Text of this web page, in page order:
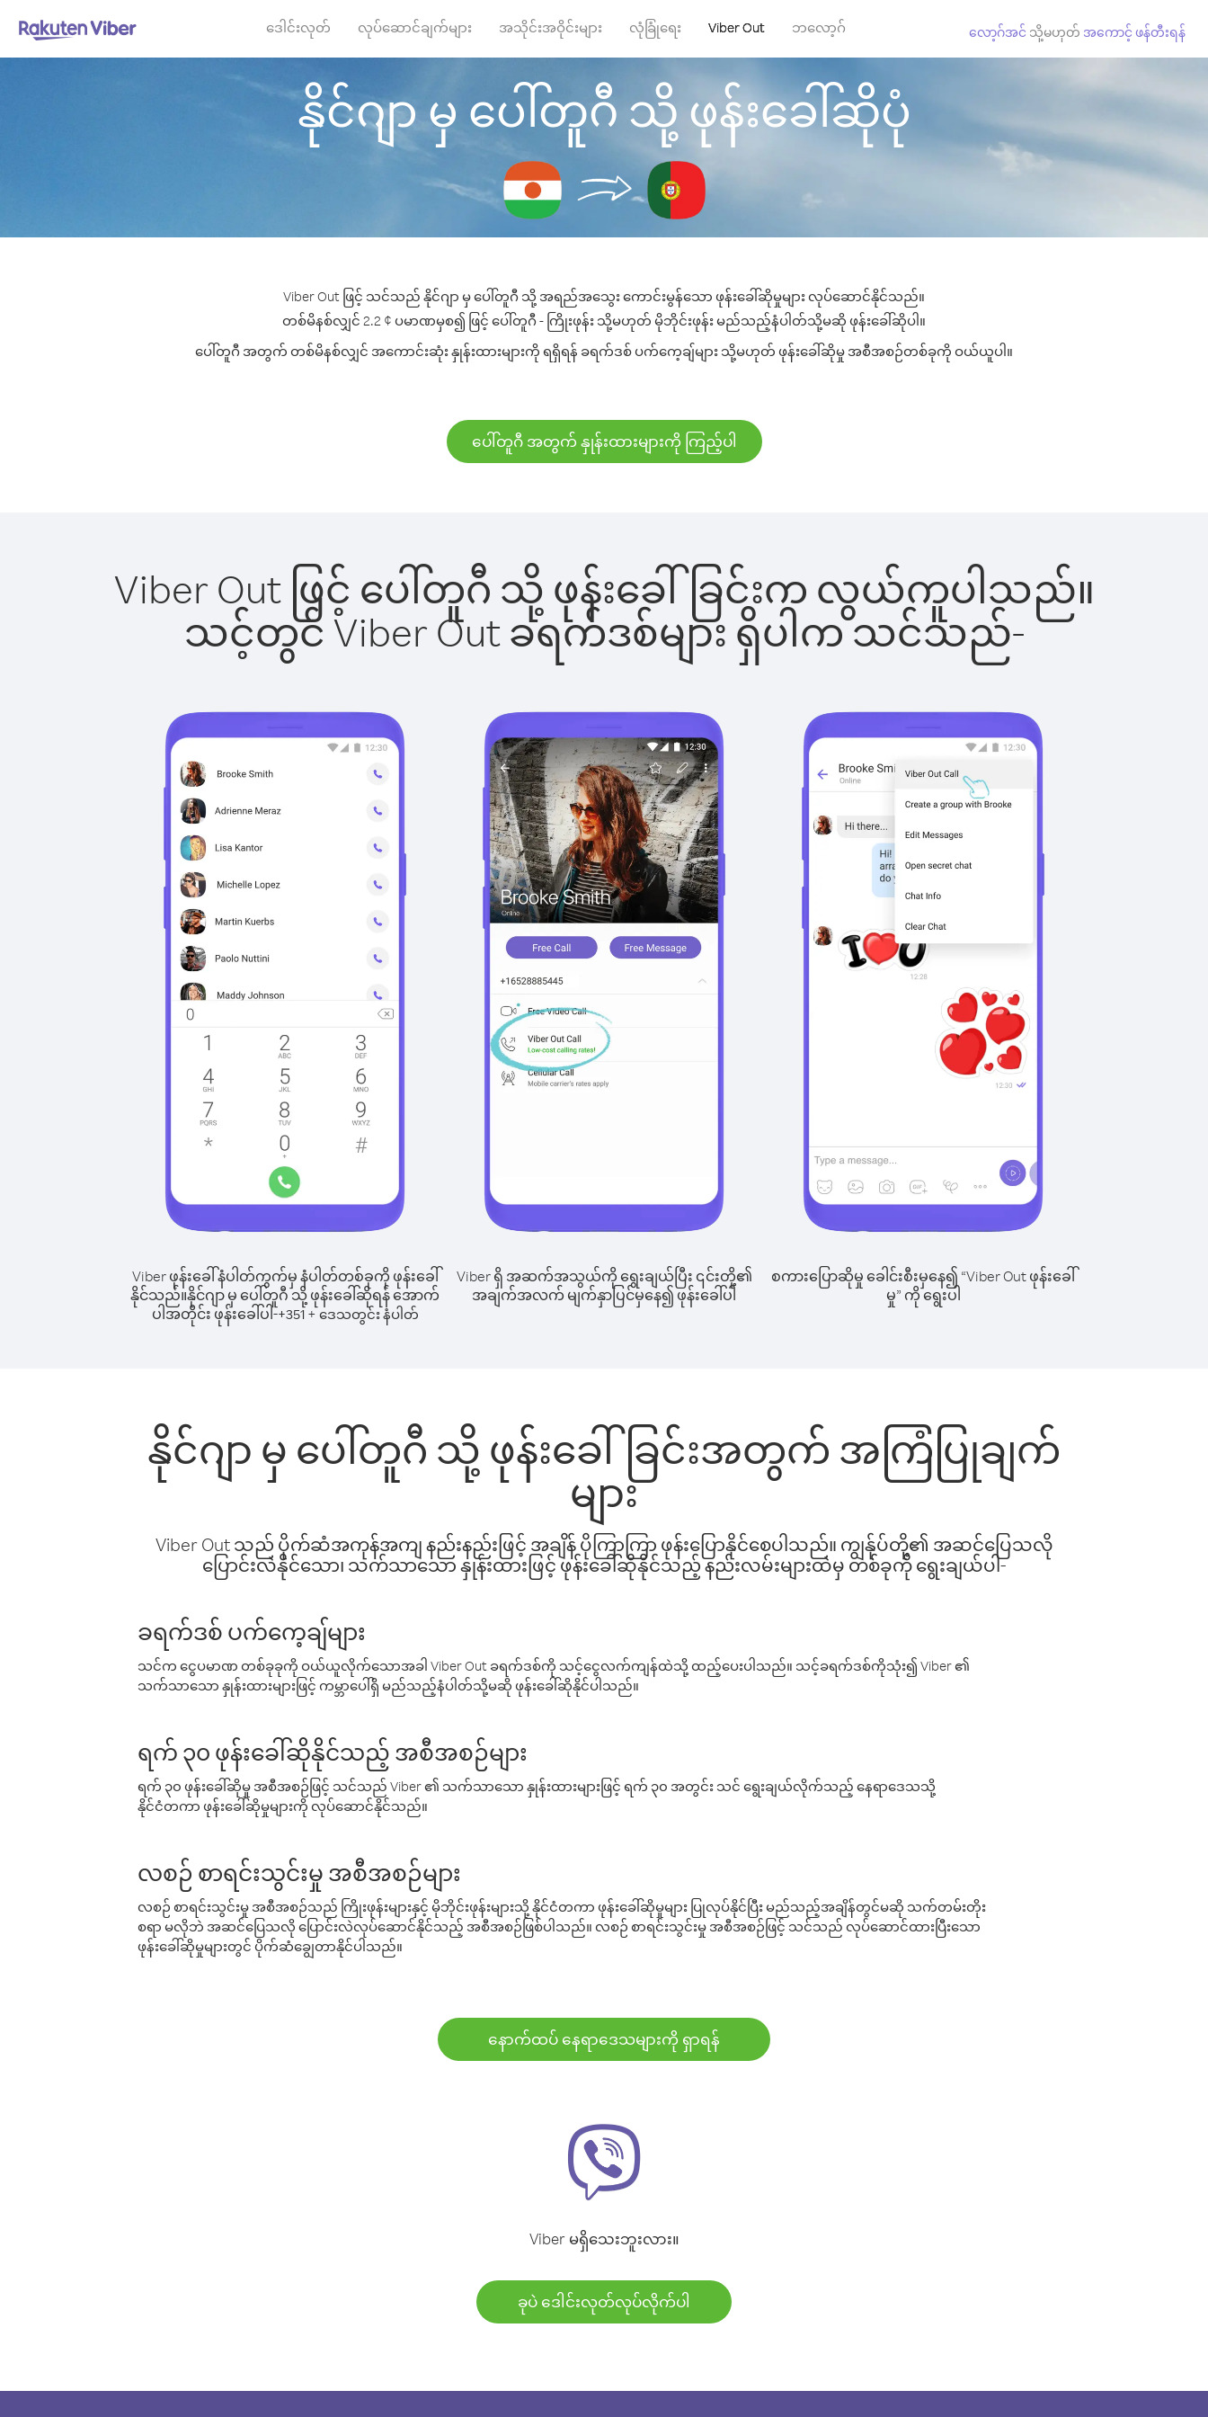
ဒေါင်းလုတ် လုပ်ဆောင်ချက်များ အသိုင်းအဝိုင်းများ လုံခြုံရေး Viber Out ဘလော့ဂ် လော့ဂ်အင် သို့မဟုတ် အကောင့် ဖန်တီးရန်
နိုင်ဂျာ မှ ပေါ်တူဂီ သို့ ဖုန်းခေါ်ဆိုပုံ
Viber Out ဖြင့် သင်သည် နိုင်ဂျာ မှ ပေါ်တူဂီ သို့ အရည်အသွေး ကောင်းမွန်သော ဖုန်းခေါ်ဆိုမှုများ လုပ်ဆောင်နိုင်သည်။
တစ်မိနစ်လျှင် 2.2 ¢ ပမာဏမှစ၍ ဖြင့် ပေါ်တူဂီ - ကြိုးဖုန်း သို့မဟုတ် မိုဘိုင်းဖုန်း မည်သည့်နံပါတ်သို့မဆို ဖုန်းခေါ်ဆိုပါ။
ပေါ်တူဂီ အတွက် တစ်မိနစ်လျှင် အကောင်းဆုံး နှုန်းထားများကို ရရှိရန် ခရက်ဒစ် ပက်ကေ့ချ်များ သို့မဟုတ် ဖုန်းခေါ်ဆိုမှု အစီအစဉ်တစ်ခုကို ဝယ်ယူပါ။
ပေါ်တူဂီ အတွက် နှုန်းထားများကို ကြည့်ပါ
Viber Out ဖြင့် ပေါ်တူဂီ သို့ ဖုန်းခေါ်ခြင်းက လွယ်ကူပါသည်။
သင့်တွင် Viber Out ခရက်ဒစ်များ ရှိပါက သင်သည်-
Viber ဖုန်းခေါ်နံပါတ်ကွက်မှ နံပါတ်တစ်ခုကို ဖုန်းခေါ်
နိုင်သည်။နိုင်ဂျာ မှ ပေါ်တူဂီ သို့ ဖုန်းခေါ်ဆိုရန် အောက်
ပါအတိုင်း ဖုန်းခေါ်ပါ-+351+ဒေသတွင်း နံပါတ်
Viber ရှိ အဆက်အသွယ်ကို ရွေးချယ်ပြီး ၎င်းတို့၏
အချက်အလက် မျက်နှာပြင်မှနေ၍ ဖုန်းခေါ်ပါ
စကားပြောဆိုမှု ခေါင်းစီးမှနေ၍ “Viber Out ဖုန်းခေါ်
မှု” ကို ရွေးပါ
နိုင်ဂျာ မှ ပေါ်တူဂီ သို့ ဖုန်းခေါ်ခြင်းအတွက် အကြံပြုချက်
များ
Viber Out သည် ပိုက်ဆံအကုန်အကျ နည်းနည်းဖြင့် အချိန် ပိုကြာကြာ ဖုန်းပြောနိုင်စေပါသည်။ ကျွန်ုပ်တို့၏ အဆင်ပြေသလို
ပြောင်းလဲနိုင်သော၊ သက်သာသော နှုန်းထားဖြင့် ဖုန်းခေါ်ဆိုနိုင်သည့် နည်းလမ်းများထဲမှ တစ်ခုကို ရွေးချယ်ပါ-
ခရက်ဒစ် ပက်ကေ့ချ်များ
သင်က ငွေပမာဏ တစ်ခုခုကို ဝယ်ယူလိုက်သောအခါ Viber Out ခရက်ဒစ်ကို သင့်ငွေလက်ကျန်ထဲသို့ ထည့်ပေးပါသည်။ သင့်ခရက်ဒစ်ကိုသုံး၍ Viber ၏
သက်သာသော နှုန်းထားများဖြင့် ကမ္ဘာပေါ်ရှိ မည်သည့်နံပါတ်သို့မဆို ဖုန်းခေါ်ဆိုနိုင်ပါသည်။
ရက် ၃၀ ဖုန်းခေါ်ဆိုနိုင်သည့် အစီအစဉ်များ
ရက် ၃၀ ဖုန်းခေါ်ဆိုမှု အစီအစဉ်ဖြင့် သင်သည် Viber ၏ သက်သာသော နှုန်းထားများဖြင့် ရက် ၃၀ အတွင်း သင် ရွေးချယ်လိုက်သည့် နေရာဒေသသို့
နိုင်ငံတကာ ဖုန်းခေါ်ဆိုမှုများကို လုပ်ဆောင်နိုင်သည်။
လစဉ် စာရင်းသွင်းမှု အစီအစဉ်များ
လစဉ် စာရင်းသွင်းမှု အစီအစဉ်သည် ကြိုးဖုန်းများနှင့် မိုဘိုင်းဖုန်းများသို့ နိုင်ငံတကာ ဖုန်းခေါ်ဆိုမှုများ ပြုလုပ်နိုင်ပြီး မည်သည့်အချိန်တွင်မဆို သက်တမ်းတိုး
စရာ မလိုဘဲ အဆင်ပြေသလို ပြောင်းလဲလုပ်ဆောင်နိုင်သည့် အစီအစဉ်ဖြစ်ပါသည်။ လစဉ် စာရင်းသွင်းမှု အစီအစဉ်ဖြင့် သင်သည် လုပ်ဆောင်ထားပြီးသော
ဖုန်းခေါ်ဆိုမှုများတွင် ပိုက်ဆံချွေတာနိုင်ပါသည်။
နောက်ထပ် နေရာဒေသများကို ရှာရန်
Viber မရှိသေးဘူးလား။
ခုပဲ ဒေါင်းလုတ်လုပ်လိုက်ပါ